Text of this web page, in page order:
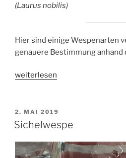
(Laurus nobilis)
Hier sind einige Wespenarten
genauere Bestimmung anhand
„Weitere
weiterlesen
VERÖFFENTLICHT
AM
2. MAI 2019
Sichelwespe